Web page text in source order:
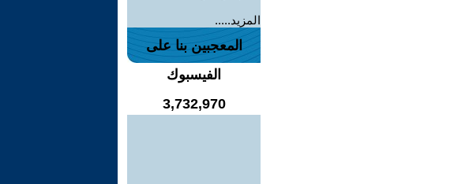
المزيد.....
المعجبين بنا على
الفيسبوك
3,732,970